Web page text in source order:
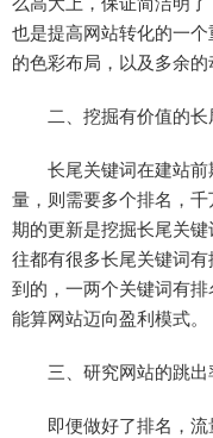
也是提高网站转化的一
的色彩布局，以及多余的
二、挖掘有价值的长
长尾关键词在建站前
量，则需要多个排名，
期的更新是挖掘长尾关
往都有很多长尾关键词
到的，一两个关键词有
能算网站迈向盈利模式。
三、研究网站的跳出
即便做好了排名，流